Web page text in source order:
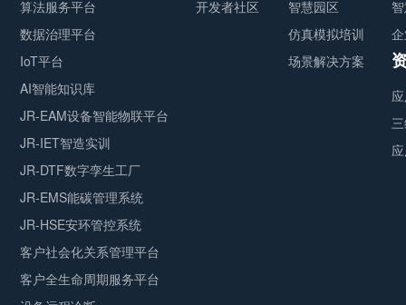
算法服务平台
数据治理平台
IoT平台
AI智能知识库
JR-EAM设备智能物联平台
JR-IET智造实训
JR-DTF数字孪生工厂
JR-EMS能碳管理系统
JR-HSE安环管控系统
客户社会化关系管理平台
客户全生命周期服务平台
开发者社区
智慧园区
仿真模拟培训
场景解决方案